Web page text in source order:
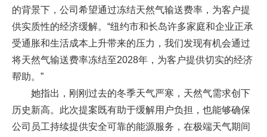
的背景下，公司希望通过冻结天然气输送费率，为客户提
供实质性的经济缓解。“纽约市和长岛许多家庭和企业正承
受通胀和生活成本上升带来的压力，我们发现有机会通过
将天然气输送费率冻结至2028年，为客户提供切实的经济
帮助。”
她指出，刚刚过去的冬季天气严寒，天然气需求创下
历史新高。此次提案既有助于缓解用户负担，也能够确保
公司员工持续提供安全可靠的能源服务，在极端天气期间